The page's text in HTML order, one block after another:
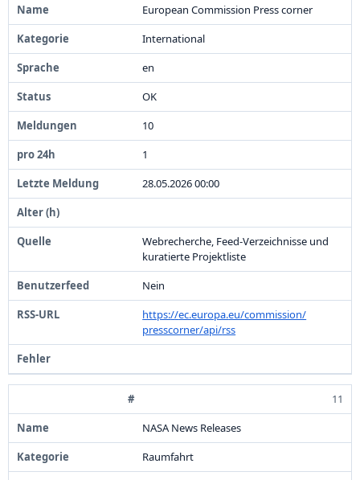
European Commission Press corner
International
en
OK
10
1
28.05.202600:00
Webrecherche, Feed-Verzeichnisse und
kuratierte Projektliste
Nein
https://ec.europa.eu/commission/
presscorner/api/rss
11
NASA News Releases
Raumfahrt